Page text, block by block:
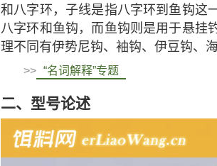
和八字环，子线是指八字环到鱼钩这
八字环和鱼钩，而鱼钩则是用于悬挂
理不同有伊势尼钩、袖钩、伊豆钩、
>> “名词解释”专题
二、型号论述